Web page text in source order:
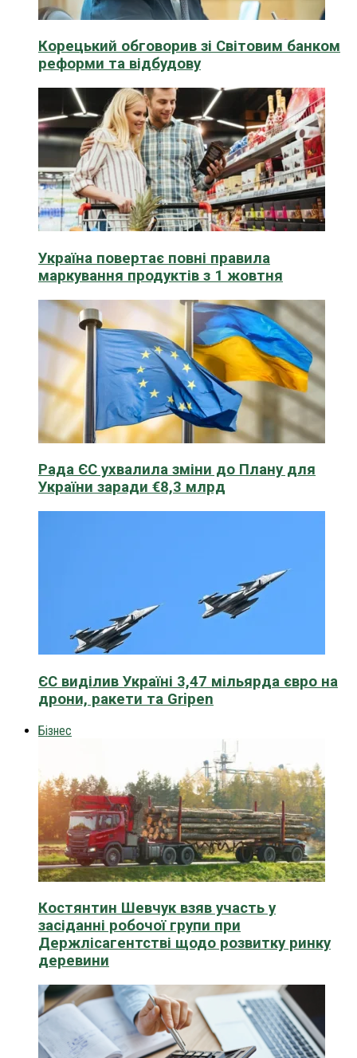
Корецький обговорив зі Світовим банком
реформи та відбудову
Україна повертає повні правила
маркування продуктів з 1 жовтня
Рада ЄС ухвалила зміни до Плану для
України заради €8,3 млрд
ЄС виділив Україні 3,47 мільярда євро на
дрони, ракети та Gripen
Бізнес
Костянтин Шевчук взяв участь у
засіданні робочої групи при
Держлісагентстві щодо розвитку ринку
деревини